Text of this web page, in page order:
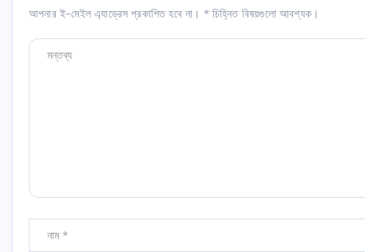
আপনার ই-মেইল এ্যাড্রেস প্রকাশিত হবে না। *চিহ্নিত বিষয়গুলো আবশ্যক।